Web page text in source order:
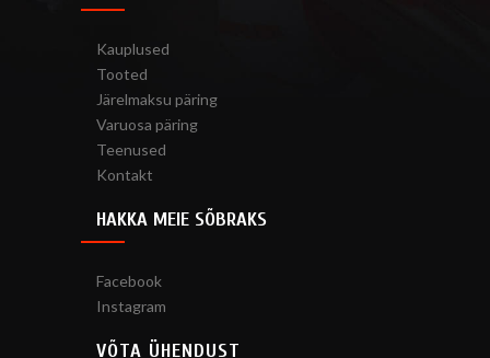
Kauplused
Tooted
Järelmaksu päring
Varuosa päring
Teenused
Kontakt
HAKKA MEIE SÕBRAKS
Facebook
Instagram
VÕTA ÜHENDUST